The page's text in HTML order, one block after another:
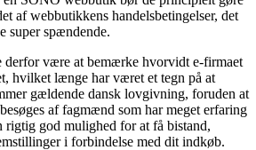
af webbutikkens handelsbetingelser, det
super spændende.
derfor være at bemærke hvorvidt e-firmaet
hvilket længe har været et tegn på at
gældende dansk lovgivning, foruden at
af fagmænd som har meget erfaring
rigtig god mulighed for at få bistand,
i forbindelse med dit indkøb.